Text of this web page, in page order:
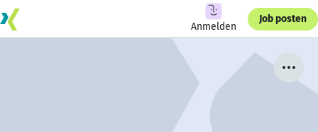
Anmelden
Job posten